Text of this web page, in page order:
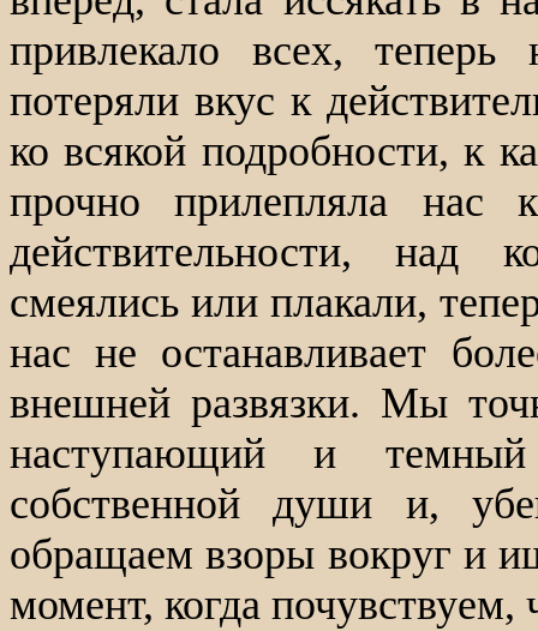
привлекало всех,
потеряли вкус к
ко всякой подробности, к
прочно прилепляла
действительности, над
смеялись или плакали,
нас не останавливает
внешней развязки. Мы
наступающий и
собственной души и,
обращаем взоры вокруг и
момент, когда